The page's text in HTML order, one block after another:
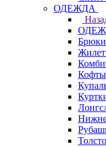
ОДЕЖДА
Кофты